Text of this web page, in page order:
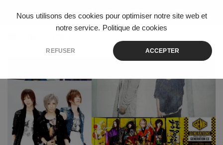
Nous utilisons des cookies pour optimiser notre site web et
notre service. Politique de cookies
REFUSER ACCEPTER
Skip to content